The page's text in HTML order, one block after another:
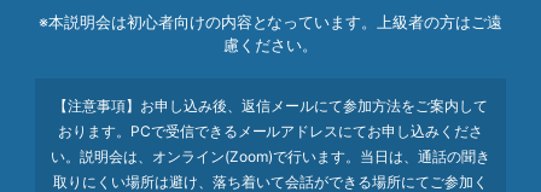
※本説明会は初心者向けの内容となっています。
上級者の方はご遠
慮ください。
【注意事項】お申し込み後、返信メールにて参加方法をご案内して
おります。PCで受信できるメールアドレスにてお申し込みくださ
い。説明会は、オンライン(Zoom)で行います。当日は、通話の聞き
取りにくい場所は避け、落ち着いて会話ができる場所にてご参加く